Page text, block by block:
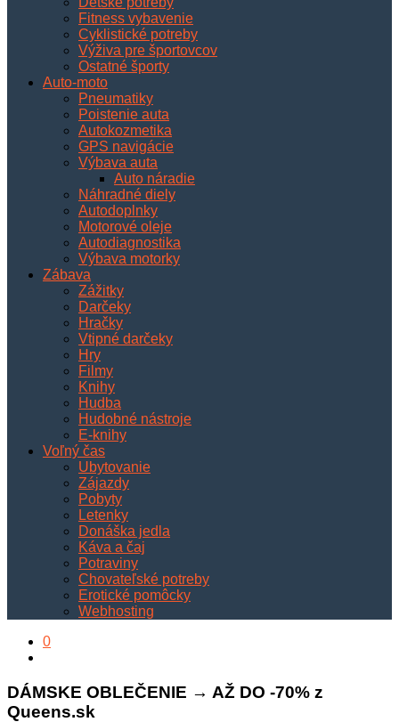
Fitness vybavenie
Cyklistické potreby
Výživa pre športovcov
Ostatné športy
Auto-moto
Pneumatiky
Poistenie auta
Autokozmetika
GPS navigácie
Výbava auta
Auto náradie
Náhradné diely
Autodoplnky
Motorové oleje
Autodiagnostika
Výbava motorky
Zábava
Zážitky
Darčeky
Hračky
Vtipné darčeky
Hry
Filmy
Knihy
Hudba
Hudobné nástroje
E-knihy
Voľný čas
Ubytovanie
Zájazdy
Pobyty
Letenky
Donáška jedla
Káva a čaj
Potraviny
Chovateľské potreby
Erotické pomôcky
Webhosting
0
DÁMSKE OBLEČENIE → AŽ DO -70% z
Queens.sk